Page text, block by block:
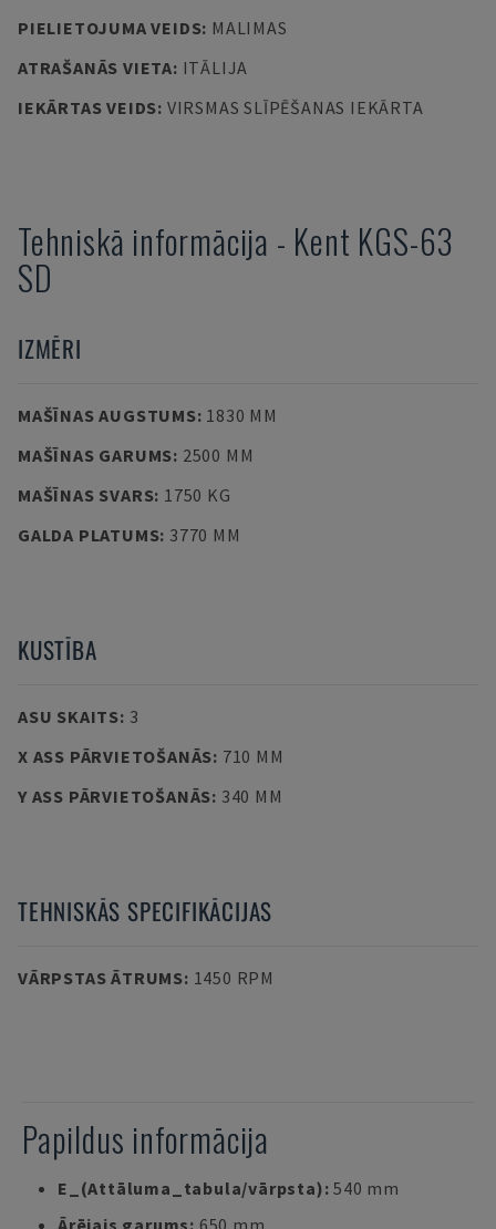
PIELIETOJUMA VEIDS: MALIMAS
ATRAŠANĀS VIETA: ITĀLIJA
IEKĀRTAS VEIDS: VIRSMAS SLĪPĒŠANAS IEKĀRTA
Tehniskā informācija - Kent KGS-63
SD
IZMĒRI
MAŠĪNAS AUGSTUMS: 1830 MM
MAŠĪNAS GARUMS: 2500 MM
MAŠĪNAS SVARS: 1750 KG
GALDA PLATUMS: 3770 MM
KUSTĪBA
ASU SKAITS: 3
X ASS PĀRVIETOŠANĀS: 710 MM
Y ASS PĀRVIETOŠANĀS: 340 MM
TEHNISKĀS SPECIFIKĀCIJAS
VĀRPSTAS ĀTRUMS: 1450 RPM
Papildus informācija
E_(Attāluma_tabula/vārpsta): 540 mm
Ārējais garums: 650 mm